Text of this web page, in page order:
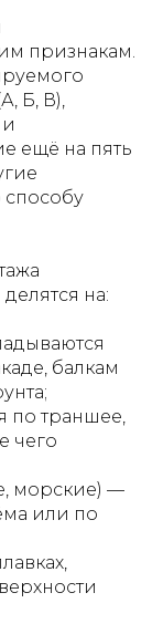
признакам.
Б, В),
ещё на пять
на:
балкам
по траншее,
чего
морские) —
или по